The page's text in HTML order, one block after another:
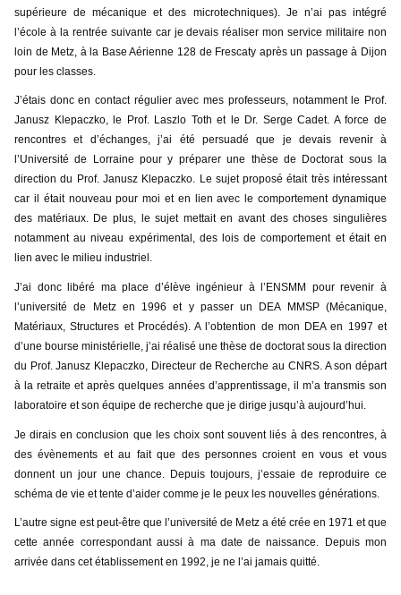
supérieure de mécanique et des microtechniques). Je n’ai pas intégré
l’école à la rentrée suivante car je devais réaliser mon service militaire non
loin de Metz, à la Base Aérienne 128 de Frescaty après un passage à Dijon
pour les classes.
J’étais donc en contact régulier avec mes professeurs, notamment le Prof.
Janusz Klepaczko, le Prof. Laszlo Toth et le Dr. Serge Cadet. A force de
rencontres et d’échanges, j’ai été persuadé que je devais revenir à
l’Université de Lorraine pour y préparer une thèse de Doctorat sous la
direction du Prof. Janusz Klepaczko. Le sujet proposé était très intéressant
car il était nouveau pour moi et en lien avec le comportement dynamique
des matériaux. De plus, le sujet mettait en avant des choses singulières
notamment au niveau expérimental, des lois de comportement et était en
lien avec le milieu industriel.
J’ai donc libéré ma place d’élève ingénieur à l’ENSMM pour revenir à
l’université de Metz en 1996 et y passer un DEA MMSP (Mécanique,
Matériaux, Structures et Procédés). A l’obtention de mon DEA en 1997 et
d’une bourse ministérielle, j’ai réalisé une thèse de doctorat sous la direction
du Prof. Janusz Klepaczko, Directeur de Recherche au CNRS. A son départ
à la retraite et après quelques années d’apprentissage, il m’a transmis son
laboratoire et son équipe de recherche que je dirige jusqu’à aujourd’hui.
Je dirais en conclusion que les choix sont souvent liés à des rencontres, à
des évènements et au fait que des personnes croient en vous et vous
donnent un jour une chance. Depuis toujours, j’essaie de reproduire ce
schéma de vie et tente d’aider comme je le peux les nouvelles générations.
L’autre signe est peut-être que l’université de Metz a été crée en 1971 et que
cette année correspondant aussi à ma date de naissance. Depuis mon
arrivée dans cet établissement en 1992, je ne l’ai jamais quitté.